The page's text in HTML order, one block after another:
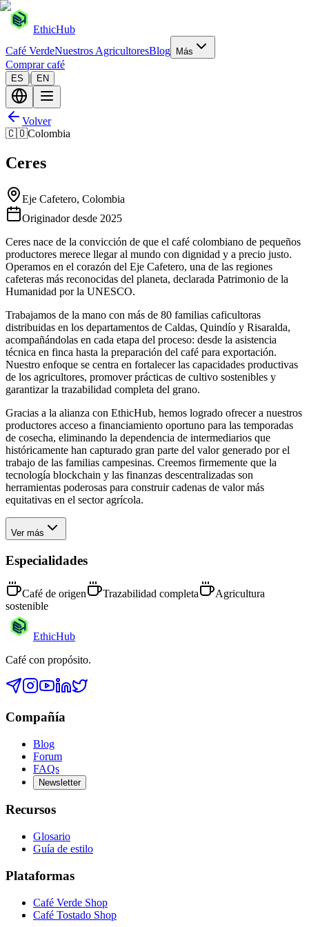
EthicHub
Café VerdeNuestros AgricultoresBlog Más
Comprar café
ES | EN
Volver
🇨🇴Colombia
Ceres
Eje Cafetero, Colombia
Originador desde 2025
Ceres nace de la convicción de que el café colombiano de pequeños
productores merece llegar al mundo con dignidad y a precio justo.
Operamos en el corazón del Eje Cafetero, una de las regiones
cafeteras más reconocidas del planeta, declarada Patrimonio de la
Humanidad por la UNESCO.
Trabajamos de la mano con más de 80 familias caficultoras
distribuidas en los departamentos de Caldas, Quindío y Risaralda,
acompañándolas en cada etapa del proceso: desde la asistencia
técnica en finca hasta la preparación del café para exportación.
Nuestro enfoque se centra en fortalecer las capacidades productivas
de los agricultores, promover prácticas de cultivo sostenibles y
garantizar la trazabilidad completa del grano.
Gracias a la alianza con EthicHub, hemos logrado ofrecer a nuestros
productores acceso a financiamiento oportuno para las temporadas
de cosecha, eliminando la dependencia de intermediarios que
históricamente han capturado gran parte del valor generado por el
trabajo de las familias campesinas. Creemos firmemente que la
tecnología blockchain y las finanzas descentralizadas son
herramientas poderosas para construir cadenas de valor más
equitativas en el sector agrícola.
Ver más
Especialidades
Café de origen Trazabilidad completa
Agricultura
sostenible
EthicHub
Café con propósito.
Compañía
Blog
Forum
FAQs
Newsletter
Recursos
Glosario
Guía de estilo
Plataformas
Café Verde Shop
Café Tostado Shop